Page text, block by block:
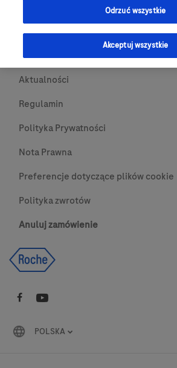
Skontaktuj się z nami
O nas
Aktualności
Regulamin
Polityka Prywatności
Nota Prawna
Preferencje dotyczące plików cookie
Polityka zwrotów
Anuluj zamówienie
POLSKA
Odrzuć wszystkie
Akceptuj wszystkie